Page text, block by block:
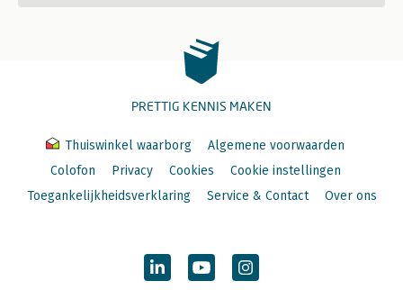
PRETTIG KENNIS MAKEN
Thuiswinkel waarborg
Algemene voorwaarden
Colofon
Privacy Cookies
Cookie instellingen
Toegankelijkheidsverklaring
Service & Contact Over ons